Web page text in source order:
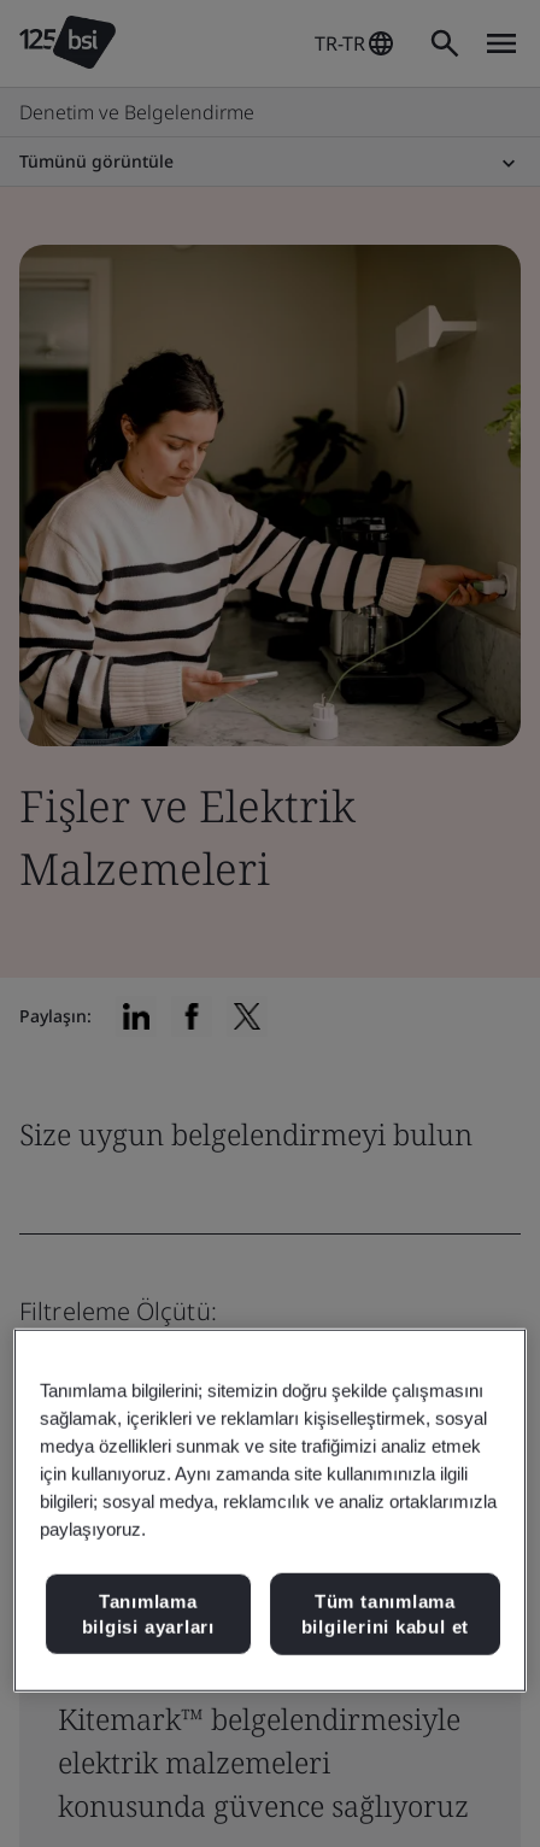
TR-TR
Denetim ve Belgelendirme
Tümünü görüntüle
Fişler ve Elektrik
Malzemeleri
Paylaşın:
Size uygun belgelendirmeyi bulun
Filtreleme Ölçütü:
Sıfırla Gönder
Kitemark™ belgelendirmesiyle
elektrik malzemeleri
konusunda güvence sağlıyoruz
Tanımlama bilgilerini; sitemizin doğru şekilde çalışmasını
sağlamak, içerikleri ve reklamları kişiselleştirmek, sosyal
medya özellikleri sunmak ve site trafiğimizi analiz etmek
için kullanıyoruz. Aynı zamanda site kullanımınızla ilgili
bilgileri; sosyal medya, reklamcılık ve analiz ortaklarımızla
paylaşıyoruz.
Tanımlama
bilgisi ayarları
Tüm tanımlama
bilgilerini kabul et